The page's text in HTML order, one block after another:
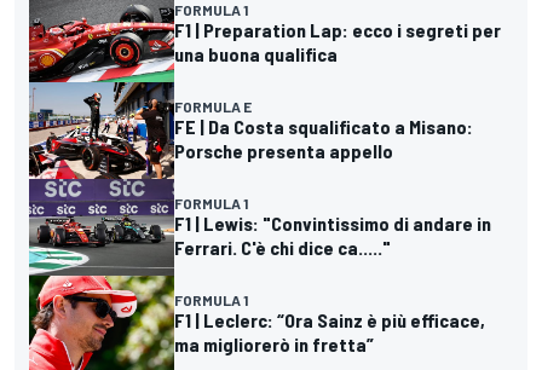
FORMULA 1
F1 | Preparation Lap: ecco i segreti per
una buona qualifica
FORMULA E
FE | Da Costa squalificato a Misano:
Porsche presenta appello
FORMULA 1
F1 | Lewis: "Convintissimo di andare in
Ferrari. C'è chi dice ca....."
FORMULA 1
F1 | Leclerc: “Ora Sainz è più efficace,
ma migliorerò in fretta”